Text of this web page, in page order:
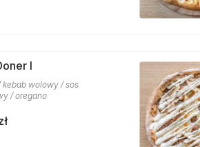
I
kebab wolowy / sos
/ oregano